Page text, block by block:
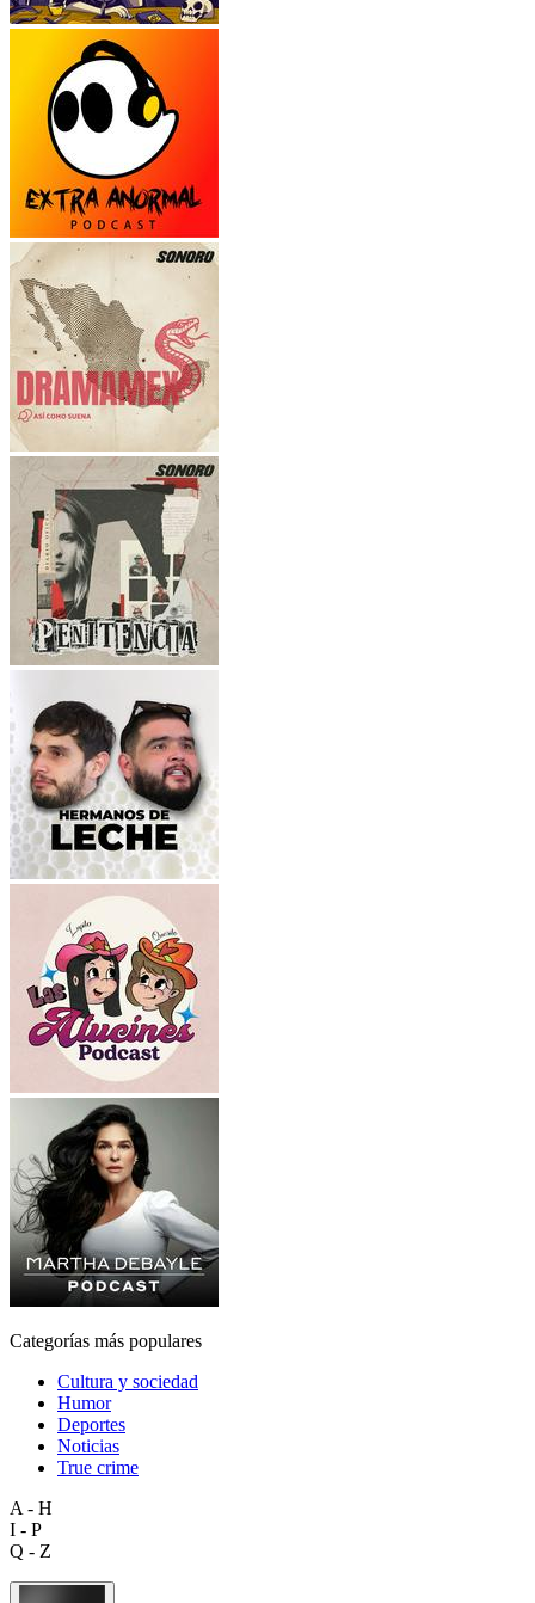
Categorías más populares
Cultura y sociedad
Humor
Deportes
Noticias
True crime
A - H
I - P
Q - Z